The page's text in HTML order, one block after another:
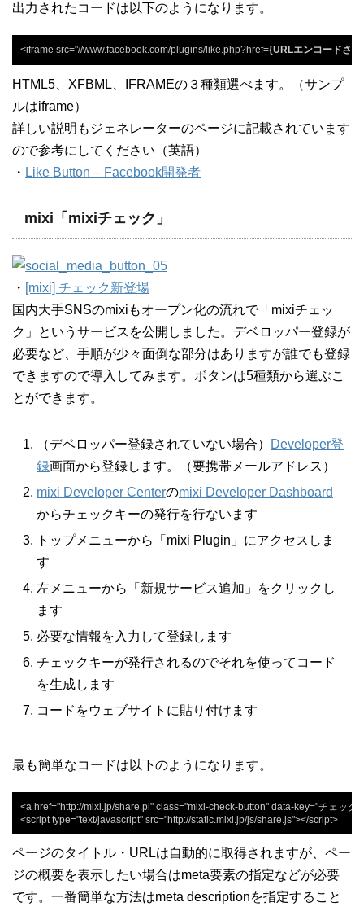
出力されたコードは以下のようになります。
<iframe src="//www.facebook.com/plugins/like.php?href={URLエンコードさ
HTML5、XFBML、IFRAMEの３種類選べます。（サンプ
ルはiframe）
詳しい説明もジェネレーターのページに記載されています
ので参考にしてください（英語）
・ Like Button – Facebook開発者
mixi「mixiチェック」
・ [mixi] チェック新登場
国内大手SNSのmixiもオープン化の流れで「mixiチェッ
ク」というサービスを公開しました。デベロッパー登録が
必要など、手順が少々面倒な部分はありますが誰でも登録
できますので導入してみます。ボタンは5種類から選ぶこ
とができます。
（デベロッパー登録されていない場合）
Developer登
録画面から登録します。（要携帯メールアドレス）
mixi Developer Centerのmixi Developer Dashboard
からチェックキーの発行を行ないます
トップメニューから「mixi Plugin」にアクセスしま
す
左メニューから「新規サービス追加」をクリックし
ます
必要な情報を入力して登録します
チェックキーが発行されるのでそれを使ってコード
を生成します
コードをウェブサイトに貼り付けます
最も簡単なコードは以下のようになります。
<a href="http://mixi.jp/share.pl" class="mixi-check-button" data-key="チェック
<script type="text/javascript" src="http://static.mixi.jp/js/share.js"></script>
ページのタイトル・URLは自動的に取得されますが、ペー
ジの概要を表示したい場合はmeta要素の指定などが必要
です。一番簡単な方法はmeta descriptionを指定すること